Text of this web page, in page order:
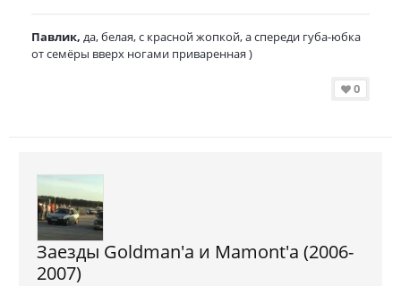
Павлик, да, белая, с красной жопкой, а спереди губа-юбка
от семёры вверх ногами приваренная )
0
Заезды Goldman'a и Mamont'a (2006-
2007)